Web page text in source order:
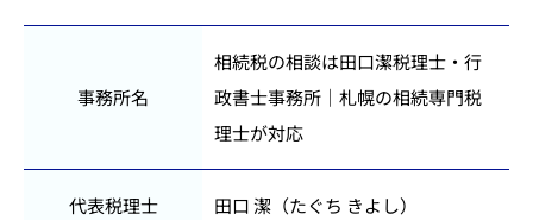
事務所名
相続税の相談は田口潔税理士・行
政書士事務所｜札幌の相続専門税
理士が対応
代表税理士 田口 潔（たぐち きよし）